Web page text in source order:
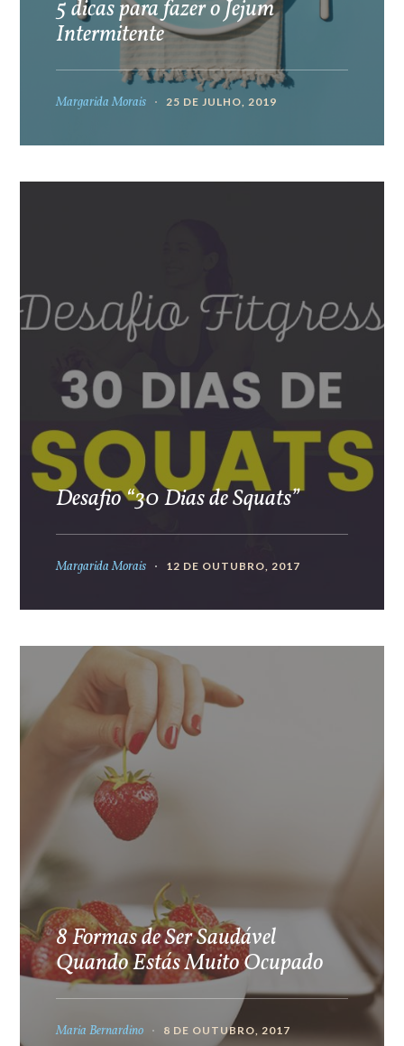
5 dicas para fazer o Jejum
Intermitente
Margarida Morais 25 DE JULHO, 2019
Desafio “30 Dias de Squats”
Margarida Morais 12 DE OUTUBRO, 2017
8 Formas de Ser Saudável
Quando Estás Muito Ocupado
Maria Bernardino 8 DE OUTUBRO, 2017